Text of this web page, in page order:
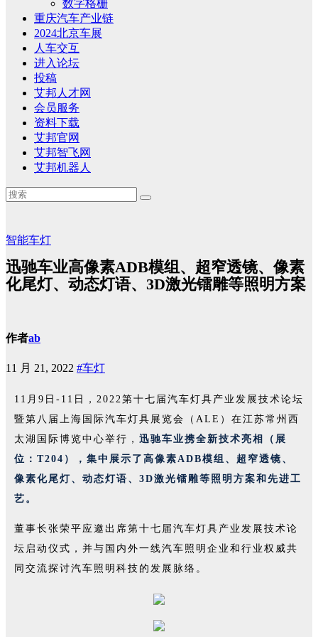
数字格栅
重庆汽车产业链
2024北京车展
人车交互
进入论坛
投稿
艾邦人才网
会员服务
资料下载
艾邦官网
艾邦智飞网
艾邦机器人
智能车灯
迅驰车业高像素ADB模组、超窄透镜、像素
化尾灯、动态灯语、3D激光镭雕等照明方案
作者ab
11 月 21, 2022 #车灯
11月9日-11日，2022第十七届汽车灯具产业发展技术论坛
暨第八届上海国际汽车灯具展览会（ALE）在江苏常州西
太湖国际博览中心举行， 迅驰车业携全新技术亮相（展
位：T204），集中展示了高像素ADB模组、超窄透镜、
像素化尾灯、动态灯语、3D激光镭雕等照明方案和先进工
艺。
董事长张荣平应邀出席第十七届汽车灯具产业发展技术论
坛启动仪式，并与国内外一线汽车照明企业和行业权威共
同交流探讨汽车照明科技的发展脉络。